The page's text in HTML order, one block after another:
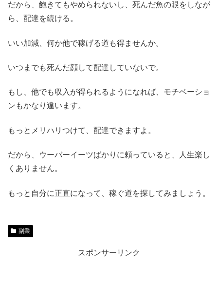
だから、飽きてもやめられないし、死んだ魚の眼をしなが
ら、配達を続ける。
いい加減、何か他で稼げる道も得ませんか。
いつまでも死んだ顔して配達していないで。
もし、他でも収入が得られるようになれば、モチベーショ
ンもかなり違います。
もっとメリハリつけて、配達できますよ。
だから、ウーバーイーツばかりに頼っていると、人生楽し
くありません。
もっと自分に正直になって、稼ぐ道を探してみましょう。
副業
スポンサーリンク